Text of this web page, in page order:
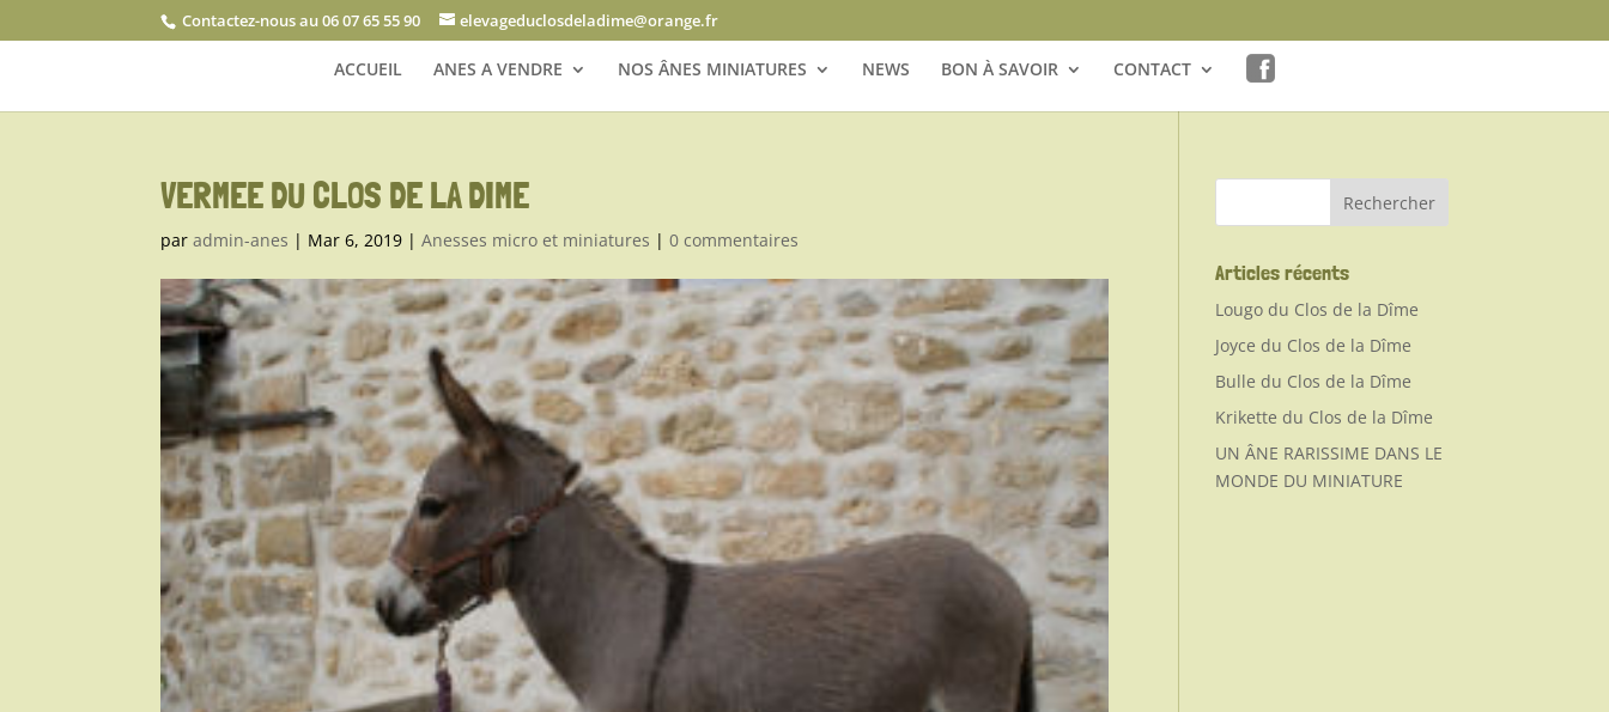
Contactez-nous au 06 07 65 55 90 elevageduclosdeladime@orange.fr
ACCUEIL ANES A VENDRE NOS ÂNES MINIATURES NEWS BON À SAVOIR CONTACT
VERMEE DU CLOS DE LA DIME
paradmin-anes | Mar 6, 2019 |Anesses micro et miniatures |0 commentaires
Articles récents
Lougo du Clos de la Dîme
Joyce du Clos de la Dîme
Bulle du Clos de la Dîme
Krikette du Clos de la Dîme
UN ÂNE RARISSIME DANS LE
MONDE DU MINIATURE